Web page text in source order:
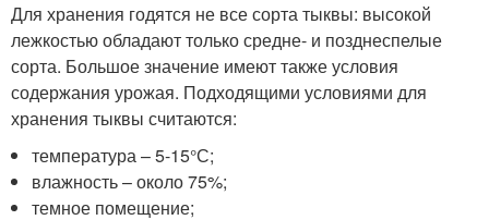
Для хранения годятся не все сорта тыквы: высокой
лежкостью обладают только средне- и позднеспелые
сорта. Большое значение имеют также условия
содержания урожая. Подходящими условиями для
хранения тыквы считаются:
температура – 5-15°С;
влажность – около 75%;
темное помещение;